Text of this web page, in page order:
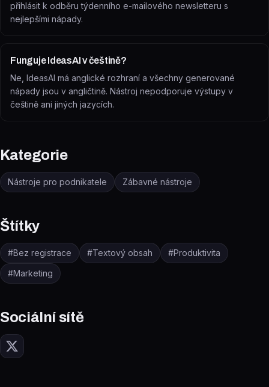
přihlásit k odběru týdenního e-mailového newsletteru s
nejlepšími nápady.
Funguje IdeasAI v češtině?
Ne, IdeasAI má anglické rozhraní a všechny generované
nápady jsou v angličtině. Nástroj nepodporuje výstupy v
češtině ani jiných jazycích.
Kategorie
Nástroje pro podnikatele Zábavné nástroje
Štítky
#Bez registrace #Textový obsah #Produktivita
#Marketing
Sociální sítě